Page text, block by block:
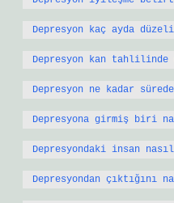
Depresyon kaç ayda
Depresyon kan tahlilinde
Depresyon ne kadar
Depresyona girmiş biri
Depresyondaki insan
Depresyondan çıktığını